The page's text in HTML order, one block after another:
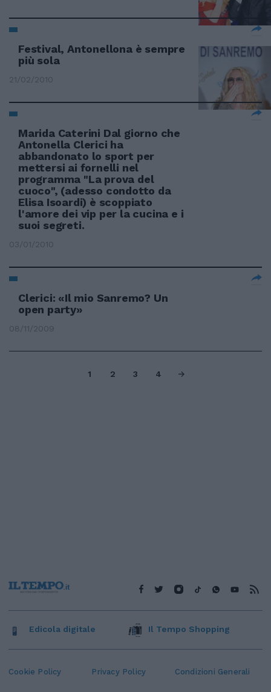
Festival, Antonellona è sempre
più sola
21/02/2010
Marida Caterini Dal giorno che
Antonella Clerici ha
abbandonato lo sport per
mettersi ai fornelli nel
programma "La prova del
cuoco", (adesso condotto da
Elisa Isoardi) è scoppiato
l'amore dei vip per la cucina e i
suoi segreti.
03/01/2010
Clerici: «Il mio Sanremo? Un
open party»
08/11/2009
1 2 3 4
Cookie Policy Privacy Policy Condizioni Generali
Edicola digitale Il Tempo Shopping